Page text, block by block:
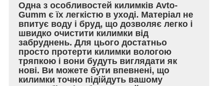
Одна з особливостей килимків Avto-
Gumm є їх легкістю в уході. Матеріал не
впитує воду і бруд, що дозволяє легко і
швидко очистити килимки від
забруднень. Для цього достатньо
просто протерти килимки вологою
тряпкою і вони будуть виглядати як
нові. Ви можете бути впевнені, що
килимки точно підійдуть вашому